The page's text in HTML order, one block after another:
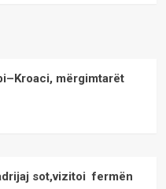
mërgimtarët
sot,vizitoi fermën